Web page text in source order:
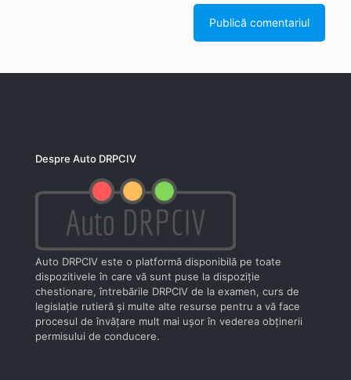
Despre Auto DRPCIV
Auto DRPCIV este o platformă disponibilă pe toate
dispozitivele în care vă sunt puse la dispoziţie
chestionare, întrebările DRPCIV de la examen, curs de
legislaţie rutieră şi multe alte resurse pentru a vă face
procesul de învăţare mult mai uşor în vederea obţinerii
permisului de conducere.